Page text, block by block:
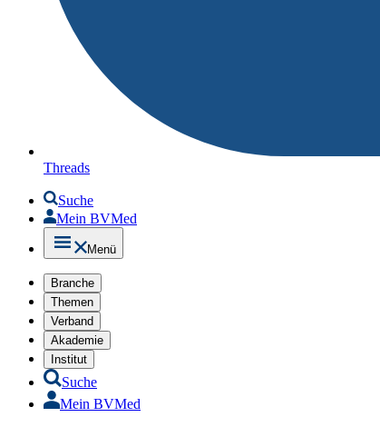
Threads
Suche
Mein BVMed
Menü
Branche
Themen
Verband
Akademie
Institut
Suche
Mein BVMed